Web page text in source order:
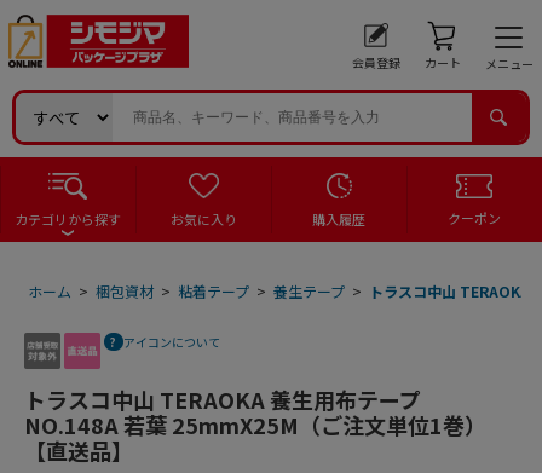
会員登録 カート メニュー
カテゴリから探す お気に入り 購入履歴 クーポン
ホーム > 梱包資材 > 粘着テープ > 養生テープ > トラスコ中山 TERAOKA
アイコンについて
トラスコ中山 TERAOKA 養生用布テープ
NO.148A 若葉 25mmX25M（ご注文単位1巻）
【直送品】